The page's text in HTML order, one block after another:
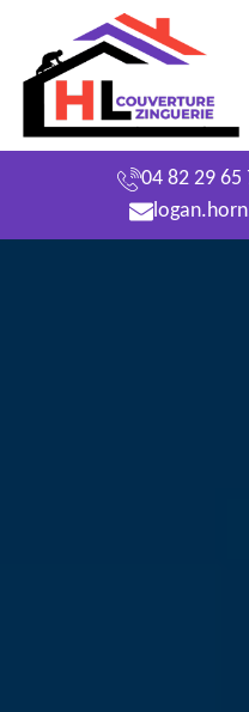
04 82 29 65